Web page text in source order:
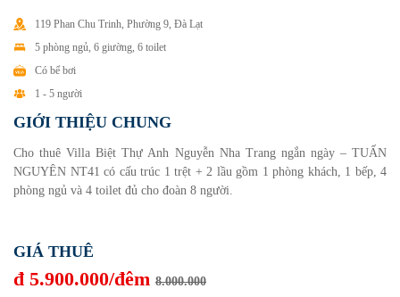
119 Phan Chu Trinh, Phường 9, Đà Lạt
5 phòng ngủ, 6 giường, 6 toilet
Có bể bơi
1 - 5 người
GIỚI THIỆU CHUNG
Cho thuê Villa Biệt Thự Anh Nguyễn Nha Trang ngắn ngày – TUẤN
NGUYÊN NT41 có cấu trúc 1 trệt + 2 lầu gồm 1 phòng khách, 1 bếp, 4
phòng ngủ và 4 toilet đủ cho đoàn 8 người.
GIÁ THUÊ
đ 5.900.000/đêm 8.000.000